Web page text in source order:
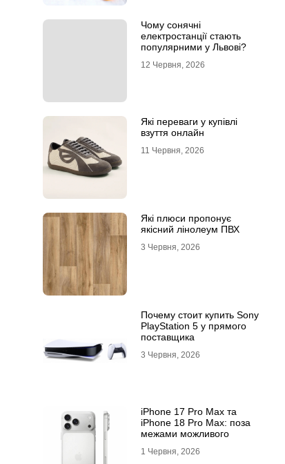
Чому сонячні
електростанції стають
популярними у Львові?
12 Червня, 2026
Які переваги у купівлі
взуття онлайн
11 Червня, 2026
Які плюси пропонує
якісний лінолеум ПВХ
3 Червня, 2026
Почему стоит купить Sony
PlayStation 5 у прямого
поставщика
3 Червня, 2026
iPhone 17 Pro Max та
iPhone 18 Pro Max: поза
межами можливого
1 Червня, 2026